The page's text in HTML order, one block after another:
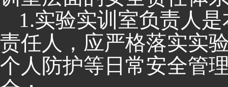
1.实验实训室负责人
责任人，应严格落实实
个人防护等日常安全管